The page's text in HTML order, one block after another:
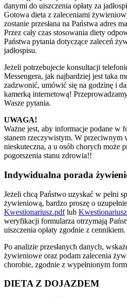
danymi do uiszczenia opłaty za
Gotowa dieta z zaleceniami
zostanie przesłana na Państwa adres
Przez cały czas stosowania diety
Państwa pytania dotyczące zaleceń
jadłospisu.
Jeżeli potrzebujecie konsultacji
Messengera, jak najbardziej jest taka
zadzwonić, umówić się na godzinę i
kamerką internetową!
Wasze pytania.
UWAGA!
Ważne jest, aby informacje podane w
stanem rzeczywistym. W przeciwnym
nieskuteczna, a u osób chorych może
pogorszenia stanu zdrowia!!
Indywidualna porada
Jeżeli chcą Państwo uzyskać w pełni
żywieniową, bardzo proszę o
Kwestionariusz.pdflub
weryfikacji formularza otrzymają
uiszczenia opłaty zgodnie z cennikiem.
Po analizie przesłanych danych,
żywieniowe oraz podam zalecenia
chorobie, zgodnie z wypełnionym
DIETA Z DOJAZDEM